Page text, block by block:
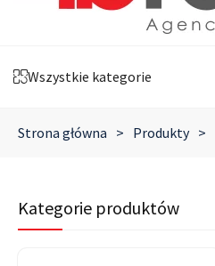
Wszystkie kategorie
Strona główna > Produkty >
Kategorie produktów